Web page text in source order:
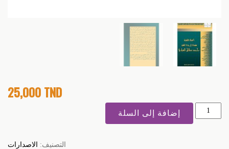
25,000 TND
كمية
إضافة إلى السلة
التصنيف: الاصدارات